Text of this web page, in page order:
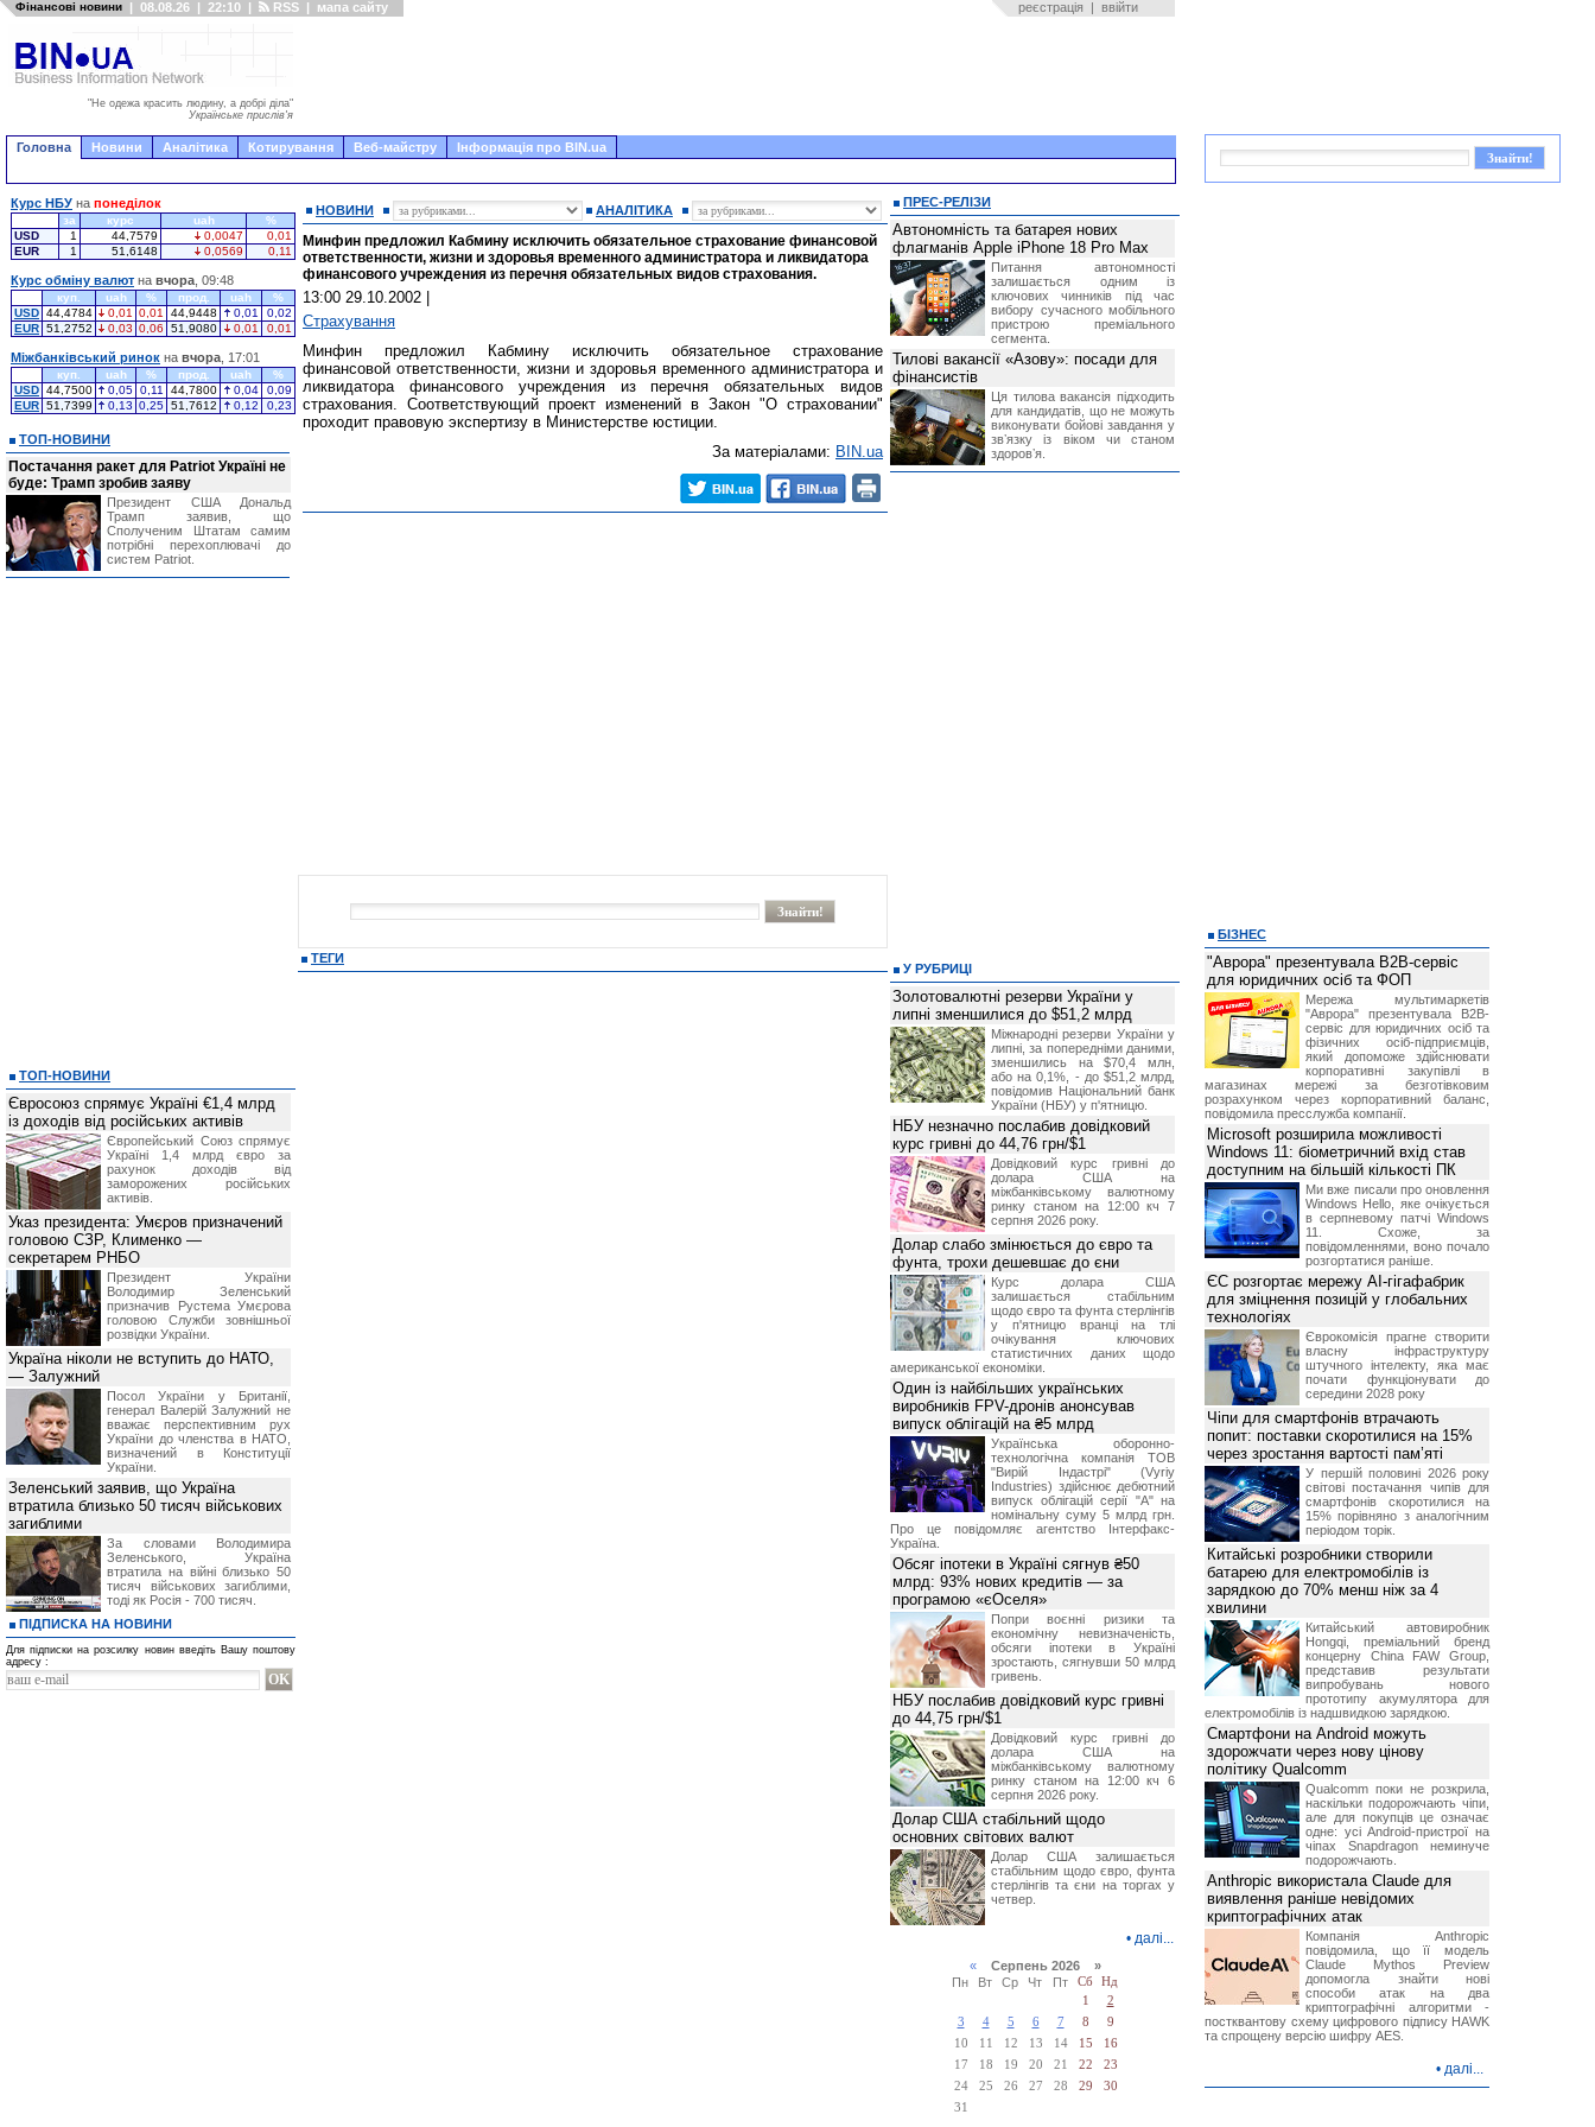
Фінансові новини | 08.08.26 | 22:10 | RSS | мапа сайту реєстрація | ввійти
"Не одежа красить людину, а добрі діла"
Українське прислів'я
Головна Новини Аналітика Котирування Веб-майстру Інформація про BIN.ua
НОВИНИ АНАЛІТИКА
Минфин предложил Кабмину исключить обязательное страхование финансовой
ответственности, жизни и здоровья временного администратора и ликвидатора
финансового учреждения из перечня обязательных видов страхования.
13:00 29.10.2002
Страхування
Минфин предложил Кабмину исключить обязательное страхование
финансовой ответственности, жизни и здоровья временного администратора и
ликвидатора финансового учреждения из перечня обязательных видов
страхования. Соответствующий проект изменений в Закон "О страховании"
проходит правовую экспертизу в Министерстве юстиции.
За матеріалами: BIN.ua
ТЕГИ
Курс НБУ на понеділок
за курс uah
%
USD
1 44,7579 0,0047
0,01
EUR
1 51,6148 0,0569 0,11
Курс обміну валют на вчора , 09:48
куп. uah % прод. uah
%
USD 44,4784 0,01 0,01 44,9448 0,01
0,02
EUR 51,2752 0,03 0,06 51,9080 0,01 0,01
Міжбанківський ринок на вчора , 17:01
куп. uah % прод. uah
%
USD 44,7500 0,05 0,11 44,7800 0,04
0,09
EUR 51,7399 0,13 0,25 51,7612 0,12 0,23
ТОП-НОВИНИ
Постачання ракет для Patriot Україні не
буде: Трамп зробив заяву
Президент США Дональд
Трамп заявив, що
Сполученим Штатам самим
потрібні перехоплювачі до
систем Patriot.
ТОП-НОВИНИ
Євросоюз спрямує Україні €1,4 млрд
із доходів від російських активів
Європейський Союз спрямує
Україні 1,4 млрд євро за
рахунок доходів від
заморожених російських
активів.
Указ президента: Умєров призначений
головою СЗР, Клименко —
секретарем РНБО
Президент України
Володимир Зеленський
призначив Pустема Умєрова
головою Служби зовнішньої
розвідки України.
Україна ніколи не вступить до НАТО,
— Залужний
Посол України у Британії,
генерал Валерій Залужний не
вважає перспективним рух
України до членства в НАТО,
визначений в Конституції
України.
Зеленський заявив, що Україна
втратила близько 50 тисяч військових
загиблими
За словами Володимира
Зеленського, Україна
втратила на війні близько 50
тисяч військових загиблими,
тоді як Росія - 700 тисяч.
ПІДПИСКА НА НОВИНИ
Для підписки на розсилку новин введіть Вашу поштову
адресу :
ПРЕС-РЕЛІЗИ
Автономність та батарея нових
флагманів Apple iPhone 18 Pro Max
Питання автономності
залишається одним із
ключових чинників під час
вибору сучасного мобільного
пристрою преміального
сегмента.
Тилові вакансії «Азову»: посади для
фінансистів
Ця тилова вакансія підходить
для кандидатів, що не можуть
виконувати бойові завдання у
звʼязку із віком чи станом
здоровʼя.
У РУБРИЦІ
Золотовалютні резерви України у
липні зменшилися до $51,2 млрд
Міжнародні резерви України у
липні, за попередніми даними,
зменшились на $70,4 млн,
або на 0,1%, - до $51,2 млрд,
повідомив Національний банк
України (НБУ) у п'ятницю.
НБУ незначно послабив довідковий
курс гривні до 44,76 грн/$1
Довідковий курс гривні до
долара США на
міжбанківському валютному
ринку станом на 12:00 кч 7
серпня 2026 року.
Долар слабо змінюється до євро та
фунта, трохи дешевшає до єни
Курс долара США
залишається стабільним
щодо євро та фунта стерлінгів
у п'ятницю вранці на тлі
очікування ключових
статистичних даних щодо
американської економіки.
Один із найбільших українських
виробників FPV-дронів анонсував
випуск облігацій на ₴5 млрд
Українська оборонно-
технологічна компанія ТОВ
"Вирій Індастрі" (Vyriy
Industries) здійснює дебютний
випуск облігацій серії "А" на
номінальну суму 5 млрд грн.
Про це повідомляє агентство Інтерфакс-
Україна.
Обсяг іпотеки в Україні сягнув ₴50
млрд: 93% нових кредитів — за
програмою «єОселя»
Попри воєнні ризики та
економічну невизначеність,
обсяги іпотеки в Україні
зростають, сягнувши 50 млрд
гривень.
НБУ послабив довідковий курс гривні
до 44,75 грн/$1
Довідковий курс гривні до
долара США на
міжбанківському валютному
ринку станом на 12:00 кч 6
серпня 2026 року.
Долар США стабільний щодо
основних світових валют
Долар США залишається
стабільним щодо євро, фунта
стерлінгів та єни на торгах у
четвер.
• далі...
«Серпень 2026 »
Пн
Вт Ср Чт Пт Сб
Нд
1
2
3
4 5 6 7 8
9
10
11 12 13 14 15
16
17
18 19 20 21 22
23
24
25 26 27 28 29
30
31
БІЗНЕС
"Аврора" презентувала B2B-сервіс
для юридичних осіб та ФОП
Мережа мультимаркетів
"Аврора" презентувала B2B-
сервіс для юридичних осіб та
фізичних осіб-підприємців,
який допоможе здійснювати
корпоративні закупівлі в
магазинах мережі за безготівковим
розрахунком через корпоративний баланс,
повідомила пресслужба компанії.
Microsoft розширила можливості
Windows 11: біометричний вхід став
доступним на більшій кількості ПК
Ми вже писали про оновлення
Windows Hello, яке очікується
в серпневому патчі Windows
11. Схоже, за
повідомленнями, воно почало
розгортатися раніше.
ЄС розгортає мережу AI-гігафабрик
для зміцнення позицій у глобальних
технологіях
Єврокомісія прагне створити
власну інфраструктуру
штучного інтелекту, яка має
почати функціонувати до
середини 2028 року
Чіпи для смартфонів втрачають
попит: поставки скоротилися на 15%
через зростання вартості пам’яті
У першій половині 2026 року
світові постачання чипів для
смартфонів скоротилися на
15% порівняно з аналогічним
періодом торік.
Китайські розробники створили
батарею для електромобілів із
зарядкою до 70% менш ніж за 4
хвилини
Китайський автовиробник
Hongqi, преміальний бренд
концерну China FAW Group,
представив результати
випробувань нового
прототипу акумулятора для
електромобілів із надшвидкою зарядкою.
Смартфони на Android можуть
здорожчати через нову цінову
політику Qualcomm
Qualcomm поки не розкрила,
наскільки подорожчають чіпи,
але для покупців це означає
одне: усі Android-пристрої на
чіпах Snapdragon неминуче
подорожчають.
Anthropic використала Claude для
виявлення раніше невідомих
криптографічних атак
Компанія Anthropic
повідомила, що її модель
Claude Mythos Preview
допомогла знайти нові
способи атак на два
криптографічні алгоритми -
постквантову схему цифрового підпису HAWK
та спрощену версію шифру AES.
• далі...